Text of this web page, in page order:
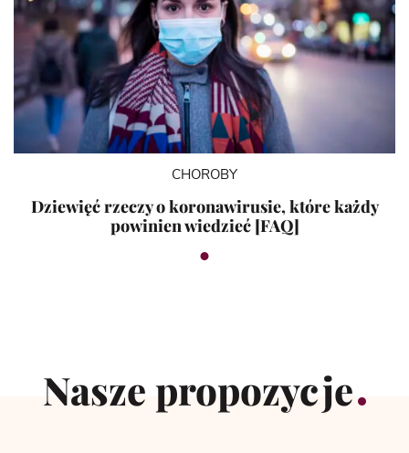
CHOROBY
Dziewięć rzeczy o koronawirusie, które każdy
powinien wiedzieć [FAQ]
Nasze propozycje